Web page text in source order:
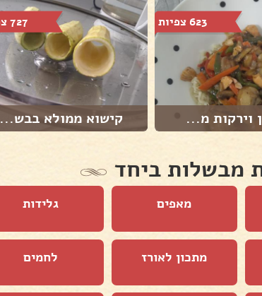
623 צפיות
וירקות מ...
727 צפיות
קישוא ממולא בבש...
מבשלות ביחד
מאפים גלידות
מתכון לאורז לחמים